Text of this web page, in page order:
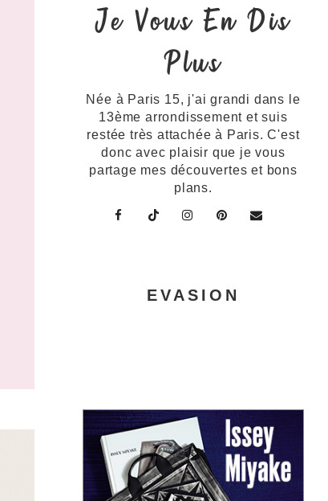
Je Vous En Dis
Plus
Née à Paris 15, j'ai grandi dans le
13ème arrondissement et suis
restée très attachée à Paris. C'est
donc avec plaisir que je vous
partage mes découvertes et bons
plans.
EVASION